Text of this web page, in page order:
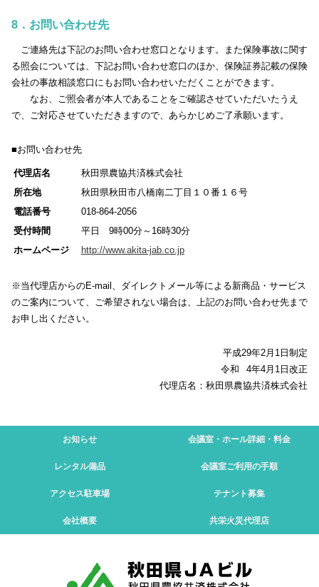
8．お問い合わせ先
ご連絡先は下記のお問い合わせ窓口となります。また保険事故に関す
る照会については、下記お問い合わせ窓口のほか、保険証券記載の保険
会社の事故相談窓口にもお問い合わせいただくことができます。
なお、ご照会者が本人であることをご確認させていただいたうえ
で、ご対応させていただきますので、あらかじめご了承願います。
■お問い合わせ先
代理店名
秋田県農協共済株式会社
所在地
秋田県秋田市八橋南二丁目１０番１６号
電話番号
018-864-2056
受付時間
平日 9時00分～16時30分
ホームページ
http://www.akita-jab.co.jp
※当代理店からのE-mail、ダイレクトメール等による新商品・サービス
のご案内について、ご希望されない場合は、上記のお問い合わせ先まで
お申し出ください。
平成29年2月1日制定
令和
4年4月1日改正
代理店名：秋田県農協共済株式会社
お知らせ 会議室・ホール詳細・料金
レンタル備品 会議室ご利用の手順
アクセス駐車場 テナント募集
会社概要 共栄火災代理店